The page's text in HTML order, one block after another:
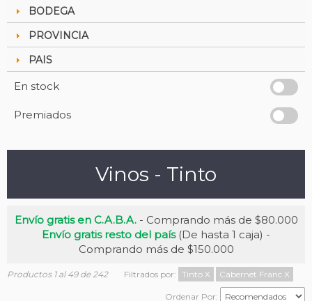
BODEGA
PROVINCIA
PAIS
En stock
Premiados
Vinos - Tinto
Envío gratis en C.A.B.A.- Comprando más de $80.000
Envío gratis resto del país(De hasta 1 caja) -
Comprando más de $150.000
Productos 1 al 49 de 242 Filtrados por: Tinto X Cabernet Franc X
Ordenar Por: